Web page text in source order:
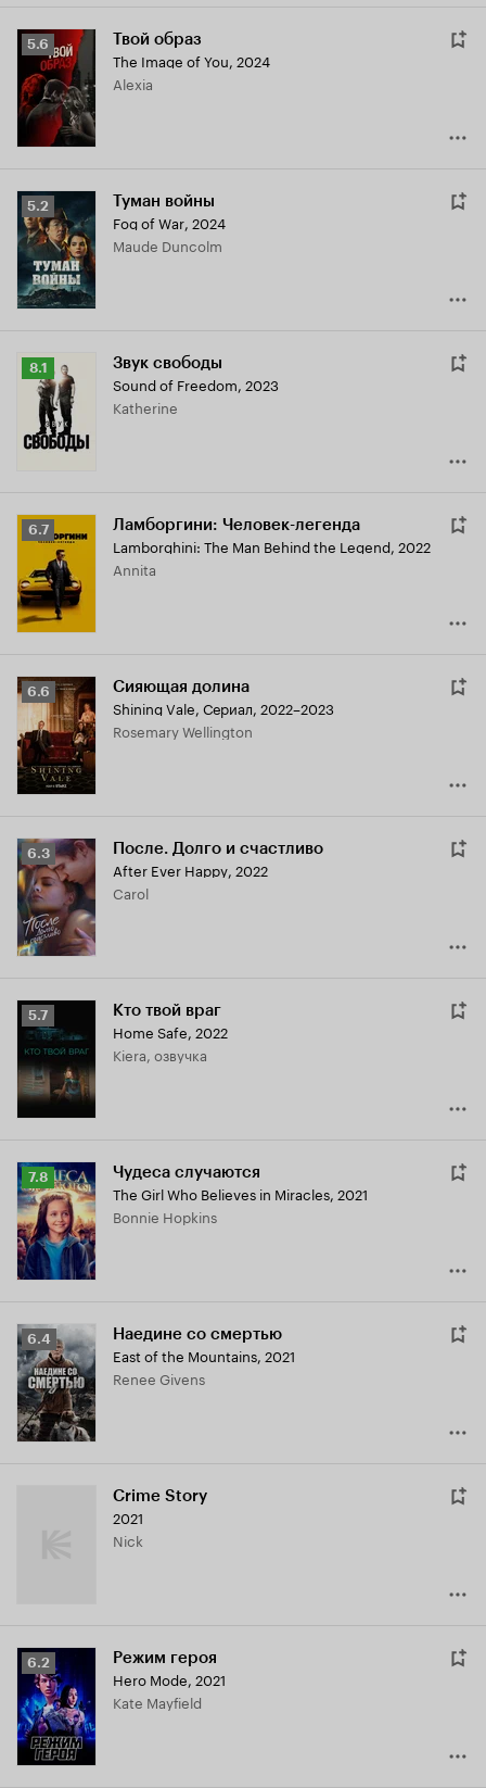
Рейтинг
Кинопоиска
5.6
5.6 Твой образ
The Image of You, 2024
Alexia
Рейтинг
Кинопоиска
5.2
5.2 Туман войны
Fog of War, 2024
Maude Duncolm
Рейтинг
Кинопоиска
8.1
8.1 Звук свободы
Sound of Freedom, 2023
Katherine
Рейтинг
Кинопоиска
6.7
6.7 Ламборгини: Человек-легенда
Lamborghini: The Man Behind the Legend, 2022
Annita
Рейтинг
Кинопоиска
6.6
6.6 Сияющая долина
Shining Vale, Сериал, 2022–2023
Rosemary Wellington
Рейтинг
Кинопоиска
6.3
6.3 После. Долго и счастливо
After Ever Happy, 2022
Carol
Рейтинг
Кинопоиска
5.7
5.7 Кто твой враг
Home Safe, 2022
Kiera, озвучка
Рейтинг
Кинопоиска
7.8
7.8 Чудеса случаются
The Girl Who Believes in Miracles, 2021
Bonnie Hopkins
Рейтинг
Кинопоиска
6.4
6.4 Наедине со смертью
East of the Mountains, 2021
Renee Givens
Crime Story
2021
Nick
Рейтинг
Кинопоиска
6.2
6.2 Режим героя
Hero Mode, 2021
Kate Mayfield